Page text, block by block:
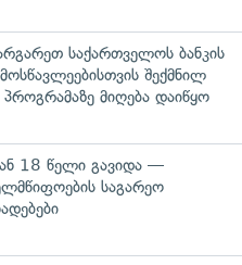
საქართველოს ბანკის
შექმნილ
მიღება დაიწყო
18 წელი გავიდა —
საგარეო